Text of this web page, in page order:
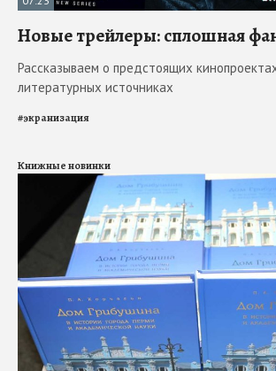
Новые трейлеры: сплошная
Рассказываем о предстоящих
литературных источниках
#экранизация
Книжные новинки